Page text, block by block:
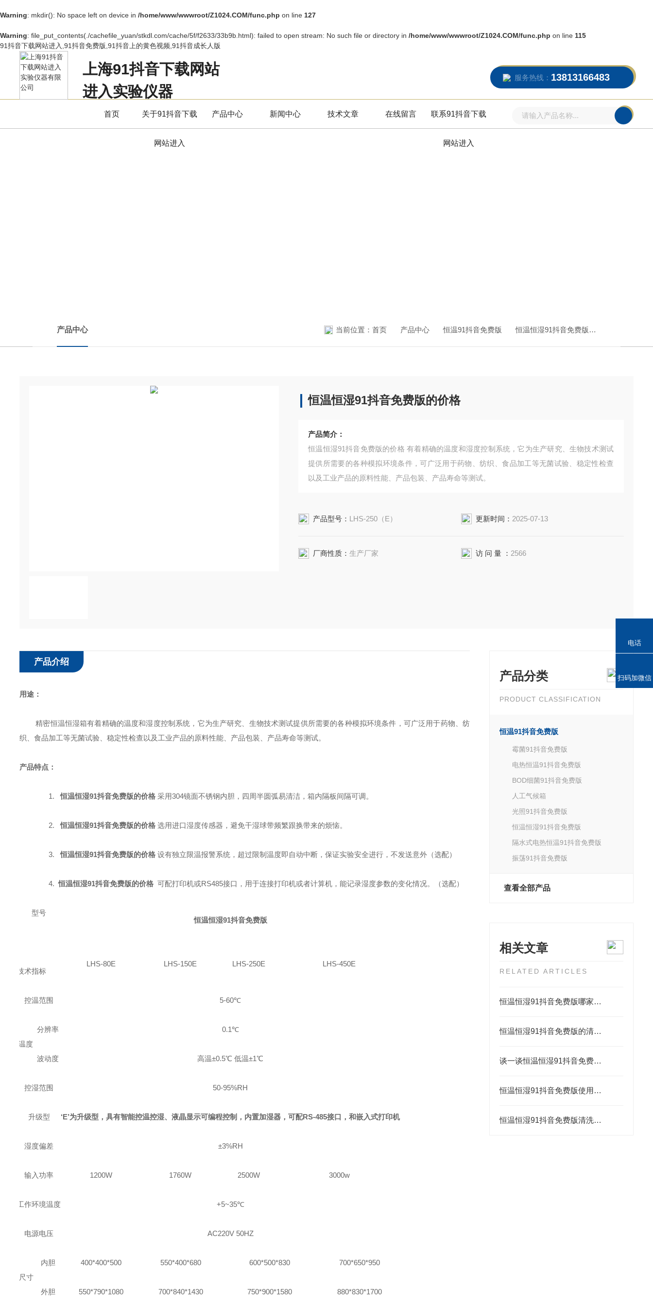
Warning: mkdir(): No space left on device in /home/www/wwwroot/Z1024.COM/func.php on line 127
Warning: file_put_contents(./cachefile_yuan/stkdl.com/cache/5f/f2633/33b9b.html): failed to open stream: No such file or directory in /home/www/wwwroot/Z1024.COM/func.php on line 115
91抖音下载网站进入,91抖音免费版,91抖音上的黄色视频,91抖音成长人版
上海91抖音下载网站
进入实验仪器
立足专业，用服务赢得市场
服务热线： 13813166483
首页 关于91抖音下载
网站进入
产品中心 新闻中心 技术文章 在线留言 联系91抖音下载
网站进入
产品中心 当前位置： 首页 产品中心 恒温91抖音免费版 恒温恒湿91抖音免费版
恒温恒湿91抖音免费版的价格
产品简介：
恒温恒湿91抖音免费版的价格 有着精确的温度和湿度控制系统，它为生产研究、生物技术测试
提供所需要的各种模拟环境条件，可广泛用于药物、纺织、食品加工等无菌试验、稳定性检查
以及工业产品的原料性能、产品包装、产品寿命等测试。
产品型号： LHS-250（E） 更新时间： 2025-07-13
厂商性质：生产厂家 访 问 量 ： 2566
产品分类
PRODUCT CLASSIFICATION
恒温91抖音免费版
霉菌91抖音免费版
电热恒温91抖音免费版
BOD细菌91抖音免费版
人工气候箱
光照91抖音免费版
恒温恒湿91抖音免费版
隔水式电热恒温91抖音免费版
振荡91抖音免费版
查看全部产品
相关文章
RELATED ARTICLES
恒温恒湿91抖音免费版哪家公司牌子质量好，推荐上海91抖音下载网站进入仪器，您的可靠实验伙伴
恒温恒湿91抖音免费版的清洗技巧
谈一谈恒温恒湿91抖音免费版操作注意事项
恒温恒湿91抖音免费版使用中常见问题及解决办法
恒温恒湿91抖音免费版清洗小窍门
产品介绍
用途：
精密恒温恒湿箱有着精确的温度和湿度控制系统，它为生产研究、生物技术测试提供所需要的各种模拟环境条件，可广泛用于药物、纺
织、食品加工等无菌试验、稳定性检查以及工业产品的原料性能、产品包装、产品寿命等测试。
产品特点：
1. 恒温恒湿91抖音免费版的价格 采用304镜面不锈钢内胆，四周半圆弧易清洁，箱内隔板间隔可调。
2. 恒温恒湿91抖音免费版的价格 选用进口湿度传感器，避免干湿球带频繁跟换带来的烦恼。
3.恒温恒湿91抖音免费版的价格 设有独立限温报警系统，超过限制温度即自动中断，保证实验安全进行，不发送意外（选配）
4. 恒温恒湿91抖音免费版的价格 可配打印机或RS485接口，用于连接打印机或者计算机，能记录湿度参数的变化情况。（选配）
型号
技术指标
恒温恒湿91抖音免费版
LHS-80E LHS-150E LHS-250E LHS-450E
控温范围 5-60℃
温度
分辨率 0.1℃
波动度 高温±0.5℃ 低温±1℃
控湿范围 50-95%RH
升级型 ‘E’为升级型，具有智能控温控湿、液晶显示可编程控制，内置加湿器，可配RS-485接口，和嵌入式打印机
湿度偏差 ±3%RH
输入功率 1200W 1760W 2500W 3000w
工作环境温度 +5~35℃
电源电压 AC220V 50HZ
尺寸
内胆 400*400*500 550*400*680 600*500*830 700*650*950
外胆 550*790*1080 700*840*1430 750*900*1580 880*830*1700
电话
扫码加微信